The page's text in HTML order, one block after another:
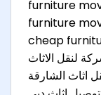
furniture
furniture
cheap
لنقل الاثاث
اثاث الشارقة